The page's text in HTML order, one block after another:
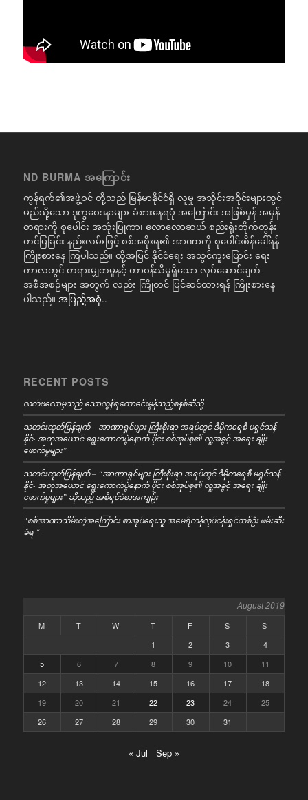
ND BURMA အကြောင်း
ကွန်ရက်၏အဖွဲ့ဝင် တို့သည် မြန်မာနိုင်ငံရှိ လူမှု အသိုင်းအဝိုင်းများတွင်
မည်သို့သော ဒုက္ခဝေဒနာများ ခံစားနေရပုံ အကြောင်း အဖြစ်မှန် အမှန်
တရားကို စုပေါင်း အသုံးပြုကာ၊ လောလောဆယ် စည်းရုံးတိုက်တွန်း
တင်ပြခြင်း နည်းလမ်းဖြင့် စစ်အစိုးရ၏ အာဏာကို စုပေါင်းစိန်ခေါ်ရန်
ကြိုးစားနေ ကြပါသည်။ ထို့အပြင် နိုင်ငံရေး အသွင်ကူးပြောင်း ရေး
ကာလတွင် တရားမျှတမှုနှင့် တာဝန်သိမှုရှိသော လုပ်ဆောင်ချက်
အစီအစဉ်များ အတွက် လည်း ကြိုတင် ပြင်ဆင်ထားရန် ကြိုးစားနေ
ပါသည်။ အပြည့်အစုံ..
RECENT POSTS
လက်ဗလောမှသည် သောလွန်ရကောင်ေးမွန်သည့်စနစ်ဆီသို့
သတင်းထုတ်ပြန်ချက် – အာဏာရှင်များ ကြီးစိုးရာ အရပ်တွင် ဒီမိုကရေစီ မရှင်သန်
နိုင်- အတုအယောင် ရွေးကောက်ပွဲနောက် ပိုင်း စစ်အုပ်စု၏ လူ့အခွင့် အရေး ချိုး
ဖောက်မှုများ”
သတင်းထုတ်ပြန်ချက် – “အာဏာရှင်များ ကြီးစိုးရာ အရပ်တွင် ဒီမိုကရေစီ မရှင်သန်
နိုင်- အတုအယောင် ရွေးကောက်ပွဲနောက် ပိုင်း စစ်အုပ်စု၏ လူ့အခွင့် အရေး ချိုး
ဖောက်မှုများ” ဆိုသည့် အစီရင်ခံစာအကျဉ်း
“စစ်အာဏာသိမ်းတဲ့အကြောင်း စာအုပ်ရေးသူ အမေရိကန်လုပ်ငန်းရှင်တစ်ဦး ဖမ်းဆီး
ခံရ “
August 2019
M T W T F S
S
1
2 3
4
5
6 7 8 9 10
11
12
13 14 15 16 17
18
19
20 21 22 23 24
25
26
27 28 29 30 31
« Jul Sep »